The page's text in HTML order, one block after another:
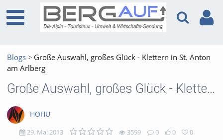
Blogs
Große Auswahl, großes Glück - Klettern in St. Anton
am Arlberg
Große Auswahl, großes Glück - Klettern in St. Anton am Arlberg
HOHU
29. Mai 2013 3599 0 0 0